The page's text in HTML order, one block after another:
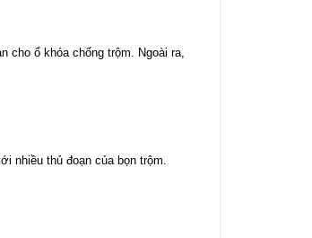
cho ổ khóa chống trộm. Ngoài ra,
nhiều thủ đoạn của bọn trộm.